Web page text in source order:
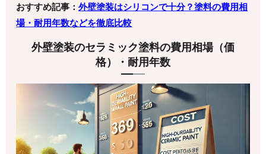
おすすめ記事：外壁塗装はシリコンで十分？塗料の費用相
場・耐用年数などを徹底比較
外壁塗装のセラミック塗料の費用相場（価
格）・耐用年数